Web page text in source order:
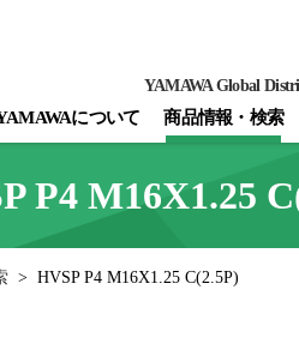
について 商品情報・検索
YAMAWA Global
P4 M16X1.25
> HVSP P4 M16X1.25 C(2.5P)